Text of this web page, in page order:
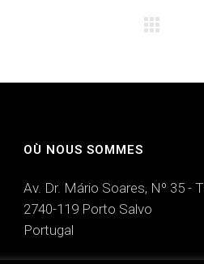
OÙ NOUS SOMMES
Av. Dr. Mário Soares, Nº 35 -
2740-119 Porto Salvo
Portugal